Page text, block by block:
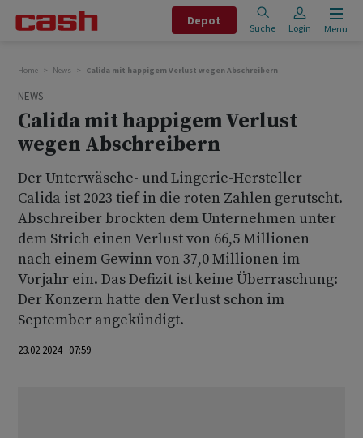
Depot
Suche Login Menu
Home News Calida mit happigem Verlust wegen Abschreibern
NEWS
Calida mit happigem Verlust
wegen Abschreibern
Der Unterwäsche- und Lingerie-Hersteller
Calida ist 2023 tief in die roten Zahlen gerutscht.
Abschreiber brockten dem Unternehmen unter
dem Strich einen Verlust von 66,5 Millionen
nach einem Gewinn von 37,0 Millionen im
Vorjahr ein. Das Defizit ist keine Überraschung:
Der Konzern hatte den Verlust schon im
September angekündigt.
23.02.2024 07:59